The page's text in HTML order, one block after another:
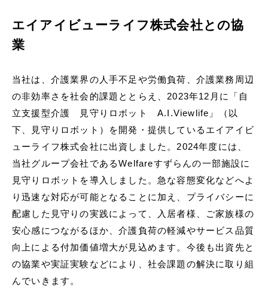
エイアイビューライフ株式会社との協
業
当社は、介護業界の人手不足や労働負荷、介護業務周辺
の非効率さを社会的課題ととらえ、2023年12月に「自
立支援型介護 見守りロボット A.I.Viewlife」（以
下、見守りロボット）を開発・提供しているエイアイビ
ューライフ株式会社に出資しました。2024年度には、
当社グループ会社であるWelfareすずらんの一部施設に
見守りロボットを導入しました。急な容態変化などへよ
り迅速な対応が可能となることに加え、プライバシーに
配慮した見守りの実践によって、入居者様、ご家族様の
安心感につながるほか、介護負荷の軽減やサービス品質
向上による付加価値増大が見込めます。今後も出資先と
の協業や実証実験などにより、社会課題の解決に取り組
んでいきます。